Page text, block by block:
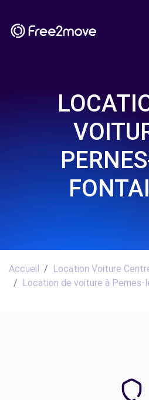
Accueil
Location Voiture
Location de voiture à Pernes-